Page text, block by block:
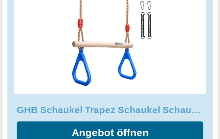
Seillänge des Trapezes ist einstellbar und besteht aus PE,
was für Robustheit und Verschleißfestigkeit steht. Das Seil
kann von 120 cm bis 190 cm Länge angepasst werden und
hat einen Durchmesser von 10 mm. Die Schaukel ist aus
massivem Kiefernholz gefertigt und hat eine Länge von 45
cm sowie einen Durchmesser von 3,5 cm. Dadurch ist sie
besonders robust und belastbar bis zu einem Gewicht von
120 kg. Die GHB Schaukel ist in der Farbe Blau erhältlich
Spielplatz oder im Garten. Durch ihre hohe Belastbarkeit
und ihre Vielseitigkeit ist sie ein idealer Begleiter für
Kinder, die sich gerne austoben und dabei ihre
GHB Schaukel Trapez Schaukel Schaukel Kinder mit Kunststoff Turnringe
Angebot öffnen